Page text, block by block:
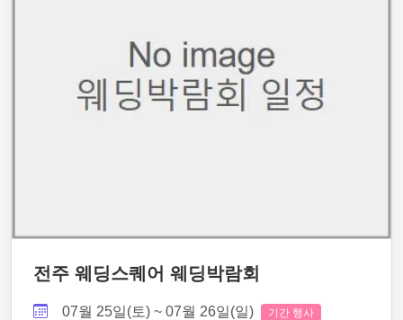
전주 웨딩스퀘어 웨딩박람회
07월 25일(토) ~ 07월 26일(일) 기간 행사